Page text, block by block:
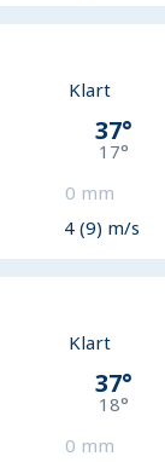
Klart
37°
17°
0 mm
4 (9) m/s
Klart
37°
18°
0 mm